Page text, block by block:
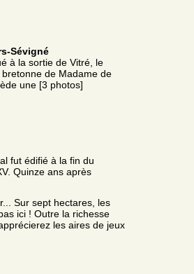
Sévigné
à la sortie de Vitré, le
de Madame de
une [3 photos]
fut édifié à la fin du
Quinze ans après
Sur sept hectares, les
ici ! Outre la richesse
les aires de jeux